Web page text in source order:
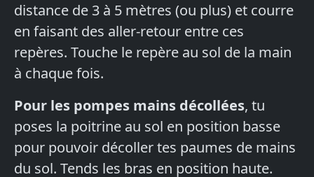
distance de 3 à 5 mètres (ou plus) et courre
en faisant des aller-retour entre ces
repères. Touche le repère au sol de la main
à chaque fois.
Pour les pompes mains décollées, tu
poses la poitrine au sol en position basse
pour pouvoir décoller tes paumes de mains
du sol. Tends les bras en position haute.